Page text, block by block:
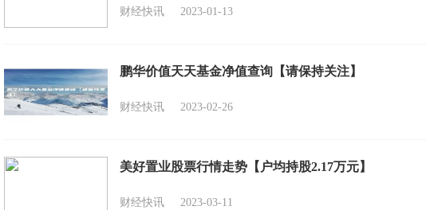
财经快讯 2023-01-13
鹏华价值天天基金净值查询【请保持关注】
财经快讯 2023-02-26
美好置业股票行情走势【户均持股2.17万元】
财经快讯 2023-03-11